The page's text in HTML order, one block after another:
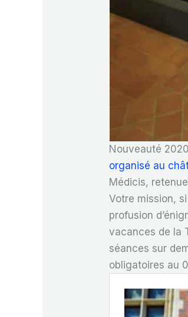
Nouveauté
organisé au
Médicis,
Votre mission,
profusion
vacances de la
séances sur
obligatoires au